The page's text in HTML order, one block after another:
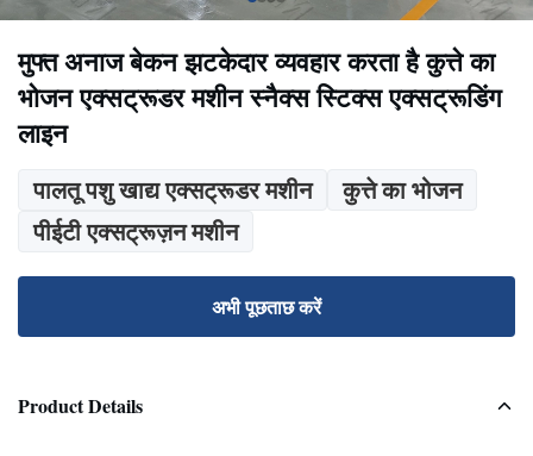
मुफ्त अनाज बेकन झटकेदार व्यवहार करता है कुत्ते का
भोजन एक्सट्रूडर मशीन स्नैक्स स्टिक्स एक्सट्रूडिंग
लाइन
पालतू पशु खाद्य एक्सट्रूडर मशीन
कुत्ते का भोजन
पीईटी एक्सट्रूज़न मशीन
अभी पूछताछ करें
Product Details